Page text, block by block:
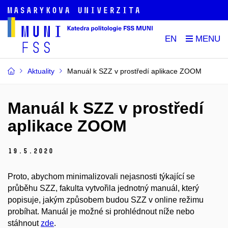
EN
Aktuality Manuál k SZZ v prostředí aplikace ZOOM
Manuál k SZZ v prostředí
aplikace ZOOM
19. 5. 2020
Proto, abychom minimalizovali nejasnosti týkající se
průběhu SZZ, fakulta vytvořila jednotný manuál, který
popisuje, jakým způsobem budou SZZ v online režimu
probíhat. Manuál je možné si prohlédnout níže nebo
stáhnoutzde.